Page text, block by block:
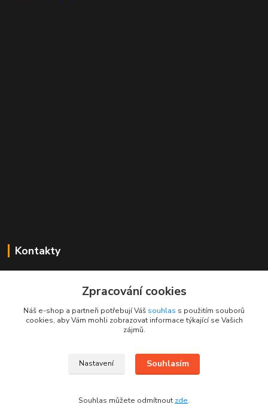
Kontakty
+420 725 613 837
info@rajklubicek.cz
Zpracování cookies
Náš e-shop a partneři potřebují Váš souhlas s použitím souborů
cookies, aby Vám mohli zobrazovat informace týkající se Vašich
zájmů.
Nastavení Souhlasím
Souhlas můžete odmítnout zde.